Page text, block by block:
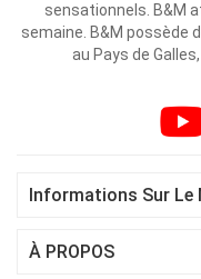
sensationnels. B&M
semaine. B&M possède
au Pays de
Informations Sur Le
À PROPOS